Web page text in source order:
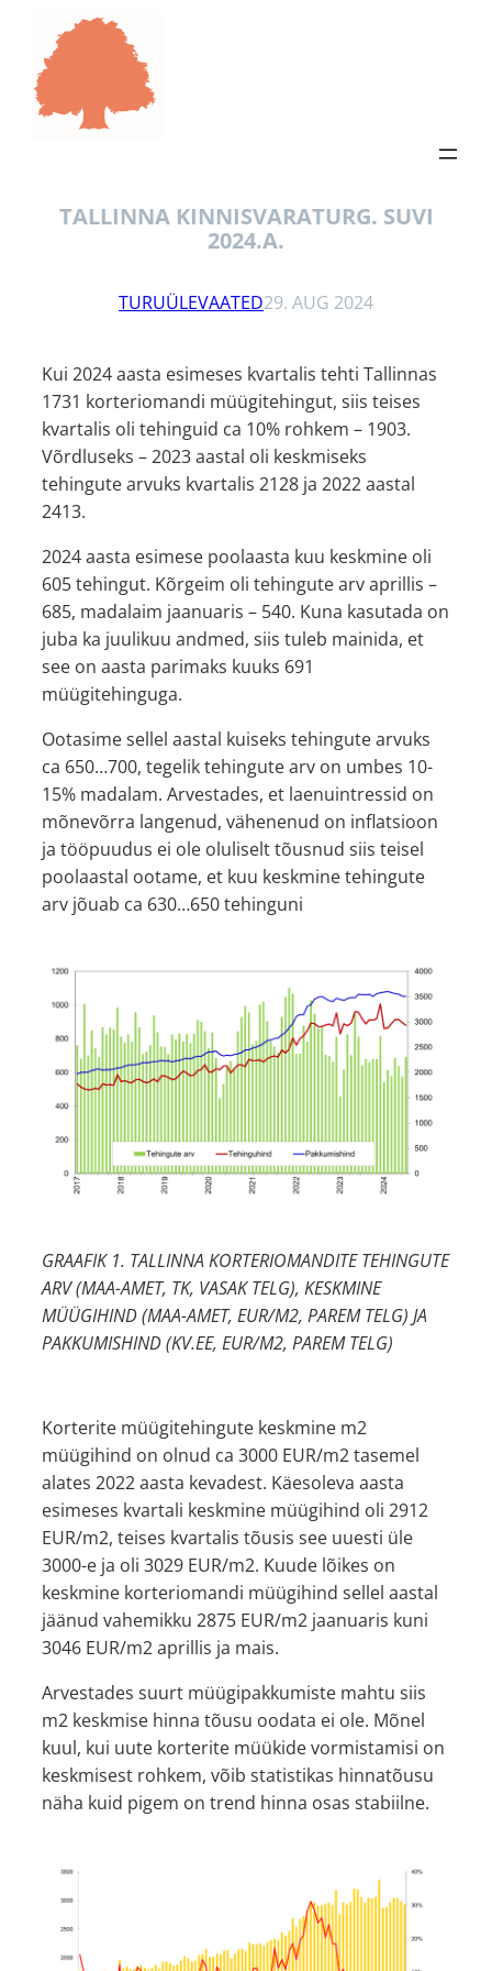
TALLINNA KINNISVARATURG. SUVI
2024.A.
TURUÜLEVAATED29. AUG 2024
Kui 2024 aasta esimeses kvartalis tehti Tallinnas
1731 korteriomandi müügitehingut, siis teises
kvartalis oli tehinguid ca 10% rohkem – 1903.
Võrdluseks – 2023 aastal oli keskmiseks
tehingute arvuks kvartalis 2128 ja 2022 aastal
2413.
2024 aasta esimese poolaasta kuu keskmine oli
605 tehingut. Kõrgeim oli tehingute arv aprillis –
685, madalaim jaanuaris – 540. Kuna kasutada on
juba ka juulikuu andmed, siis tuleb mainida, et
see on aasta parimaks kuuks 691
müügitehinguga.
Ootasime sellel aastal kuiseks tehingute arvuks
ca 650…700, tegelik tehingute arv on umbes 10-
15% madalam. Arvestades, et laenuintressid on
mõnevõrra langenud, vähenenud on inflatsioon
ja tööpuudus ei ole oluliselt tõusnud siis teisel
poolaastal ootame, et kuu keskmine tehingute
arv jõuab ca 630…650 tehinguni
GRAAFIK 1. TALLINNA KORTERIOMANDITE TEHINGUTE
ARV (MAA-AMET, TK, VASAK TELG), KESKMINE
MÜÜGIHIND (MAA-AMET, EUR/M2, PAREM TELG) JA
PAKKUMISHIND (KV.EE, EUR/M2, PAREM TELG)
Korterite müügitehingute keskmine m2
müügihind on olnud ca 3000 EUR/m2 tasemel
alates 2022 aasta kevadest. Käesoleva aasta
esimeses kvartali keskmine müügihind oli 2912
EUR/m2, teises kvartalis tõusis see uuesti üle
3000-e ja oli 3029 EUR/m2. Kuude lõikes on
keskmine korteriomandi müügihind sellel aastal
jäänud vahemikku 2875 EUR/m2 jaanuaris kuni
3046 EUR/m2 aprillis ja mais.
Arvestades suurt müügipakkumiste mahtu siis
m2 keskmise hinna tõusu oodata ei ole. Mõnel
kuul, kui uute korterite müükide vormistamisi on
keskmisest rohkem, võib statistikas hinnatõusu
näha kuid pigem on trend hinna osas stabiilne.